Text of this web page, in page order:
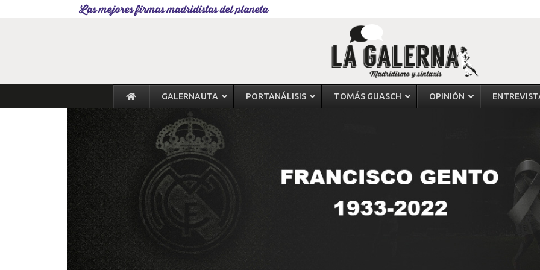
Las mejores firmas madridistas del planeta
GALERNAUTA PORTANÁLISIS TOMÁS GUASCH OPINIÓN